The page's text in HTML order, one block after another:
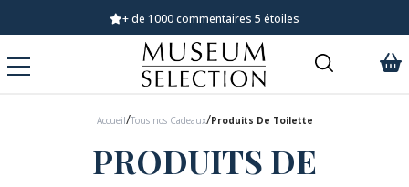
Demandez notre dernier catalogue
Accueil/Tous nos Cadeaux/Produits De Toilette
PRODUITS DE